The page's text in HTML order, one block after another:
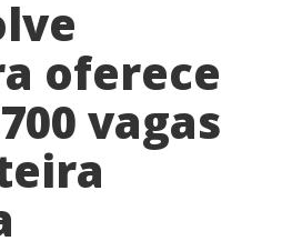
oferece
vagas